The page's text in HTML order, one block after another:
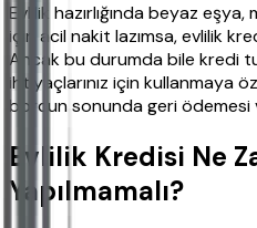
Evlilik hazırlığında beyaz
için acil nakit lazımsa, evlilik
Ancak bu durumda bile kredi
ihtiyaçlarınız için kullanmaya
borcun sonunda geri ödemesi
Evlilik Kredisi Ne
Yapılmamalı?